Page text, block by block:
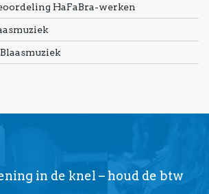
HaFaBra-werken
in de knel – houd de btw